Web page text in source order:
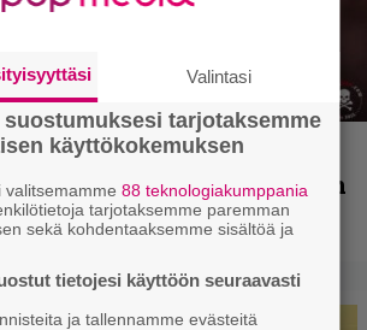
Festival kuvina, osa 2:
Eluveitie, Triptykon
esiintyjiä
Valintasi
suostumuksesi tarjotaksemme
käyttökokemuksen
valitsemamme88 teknologiakumppania
tarjotaksemme paremman
sekä kohdentaaksemme sisältöä ja
tietojesi käyttöön seuraavasti
ja tallennamme evästeitä